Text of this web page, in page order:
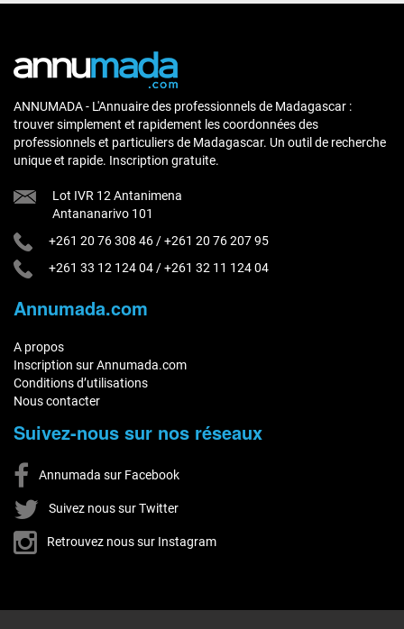
ANNUMADA - L'Annuaire des professionnels de Madagascar :
trouver simplement et rapidement les coordonnées des
professionnels et particuliers de Madagascar. Un outil de recherche
unique et rapide. Inscription gratuite.
Lot IVR 12 Antanimena
Antananarivo 101
+261 20 76 308 46 /+261 20 76 207 95
+261 33 12 124 04 /+261 32 11 124 04
Annumada.com
A propos
Inscription sur Annumada.com
Conditions d’utilisations
Nous contacter
Suivez-nous sur nos réseaux
Annumada sur Facebook
Suivez nous sur Twitter
Retrouvez nous sur Instagram